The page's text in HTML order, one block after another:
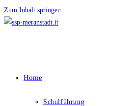
Zum Inhalt springen
Home
Schulführung